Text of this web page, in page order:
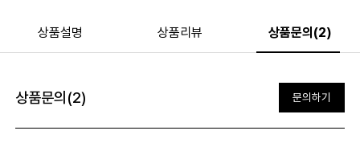
상품설명 상품리뷰 상품문의(2)
상품문의(2) 문의하기